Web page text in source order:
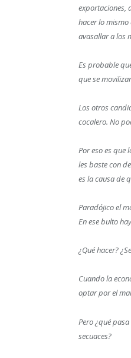
exportaciones,
hacer lo
avasallar a los
Es probable
que se
Los otros
cocalero. No
Por eso es que
les baste con
es la causa de
Paradójico el
En ese bulto
¿Qué hacer?
Cuando la
optar por el
Pero ¿qué
secuaces?